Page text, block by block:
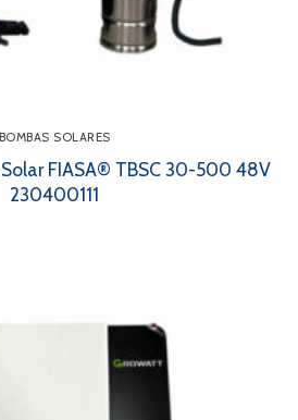
BOMBAS SOLARES
FIASA® TBSC 30-500 48V
230400111